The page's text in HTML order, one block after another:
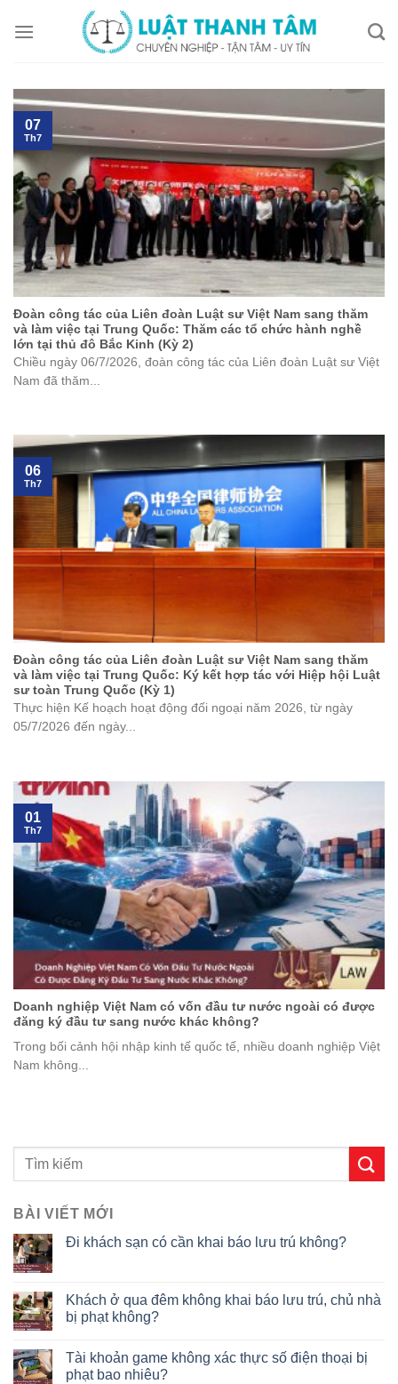
Đoàn công tác của Liên đoàn Luật sư Việt Nam sang thăm
và làm việc tại Trung Quốc: Thăm các tổ chức hành nghề
lớn tại thủ đô Bắc Kinh (Kỳ 2)
Chiều ngày 06/7/2026, đoàn công tác của Liên đoàn Luật sư Việt
Nam đã thăm...
07
Th7
Đoàn công tác của Liên đoàn Luật sư Việt Nam sang thăm
và làm việc tại Trung Quốc: Ký kết hợp tác với Hiệp hội Luật
sư toàn Trung Quốc (Kỳ 1)
Thực hiện Kế hoạch hoạt động đối ngoại năm 2026, từ ngày
05/7/2026 đến ngày...
06
Th7
Doanh nghiệp Việt Nam có vốn đầu tư nước ngoài có được
đăng ký đầu tư sang nước khác không?
Trong bối cảnh hội nhập kinh tế quốc tế, nhiều doanh nghiệp Việt
Nam không...
01
Th7
BÀI VIẾT MỚI
Đi khách sạn có cần khai báo lưu trú không?
Khách ở qua đêm không khai báo lưu trú, chủ nhà
bị phạt không?
Tài khoản game không xác thực số điện thoại bị
phạt bao nhiêu?